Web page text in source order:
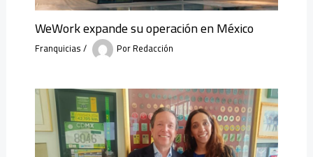
WeWork expande su operación en México
Franquicias/ PorRedacción